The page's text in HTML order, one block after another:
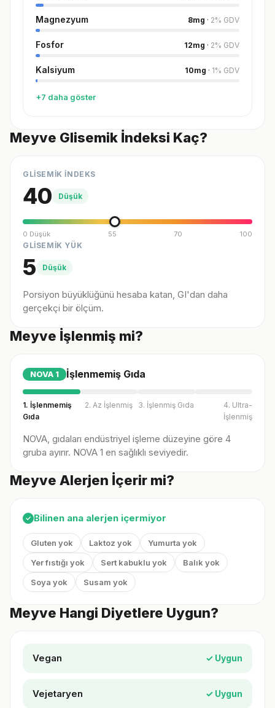
Magnezyum 8mg · 2% GDV
Fosfor 12mg · 2% GDV
Kalsiyum 10mg · 1% GDV
+7 daha göster
Meyve Glisemik İndeksi Kaç?
GLİSEMİK İNDEKS
40 Düşük
0 Düşük 55 70 100
GLİSEMİK YÜK
5 Düşük
Porsiyon büyüklüğünü hesaba katan, GI'dan daha
gerçekçi bir ölçüm.
Meyve İşlenmiş mi?
NOVA 1 İşlenmemiş Gıda
1. İşlenmemiş
Gıda
2. Az İşlenmiş 3. İşlenmiş Gıda
4. Ultra-
İşlenmiş
NOVA, gıdaları endüstriyel işleme düzeyine göre 4
gruba ayırır. NOVA 1 en sağlıklı seviyedir.
Meyve Alerjen İçerir mi?
✓ Bilinen ana alerjen içermiyor
Gluten yok Laktoz yok
Yumurta yok
Yer fıstığı yok
Sert kabuklu yok
Balık yok
Soya yok
Susam yok
Meyve Hangi Diyetlere Uygun?
Vegan ✓ Uygun
Vejetaryen ✓ Uygun